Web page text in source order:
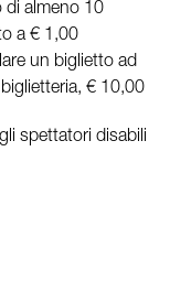
di almeno 10
a € 1,00
un biglietto ad
€ 10,00
spettatori disabili